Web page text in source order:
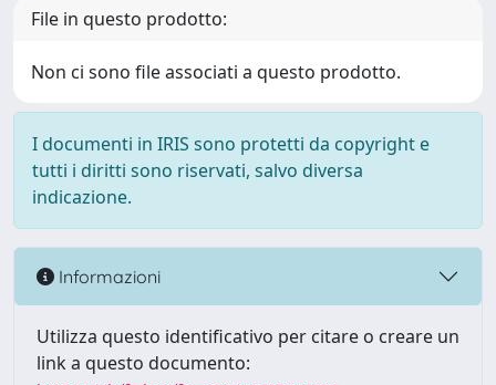
File in questo prodotto:
Non ci sono file associati a questo prodotto.
I documenti in IRIS sono protetti da copyright e
tutti i diritti sono riservati, salvo diversa
indicazione.
Informazioni
Utilizza questo identificativo per citare o creare un
link a questo documento: